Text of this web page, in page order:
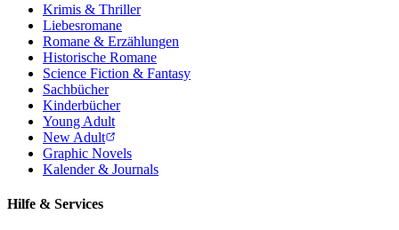
Krimis & Thriller
Liebesromane
Romane & Erzählungen
Historische Romane
Science Fiction & Fantasy
Sachbücher
Kinderbücher
Young Adult
New Adult
Graphic Novels
Kalender & Journals
Hilfe & Services